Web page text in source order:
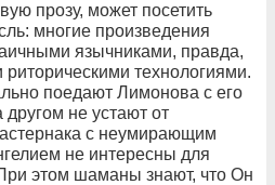
прозу, может посетить
многие произведения
язычниками, правда,
технологиями.
поедают Лимонова с его
не устают от
с неумирающим
не интересны для
этом шаманы знают, что Он